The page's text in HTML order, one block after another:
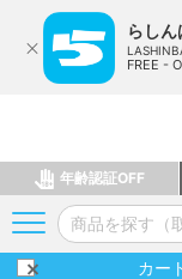
らしん
FREE -
年齢認証OFF
カー